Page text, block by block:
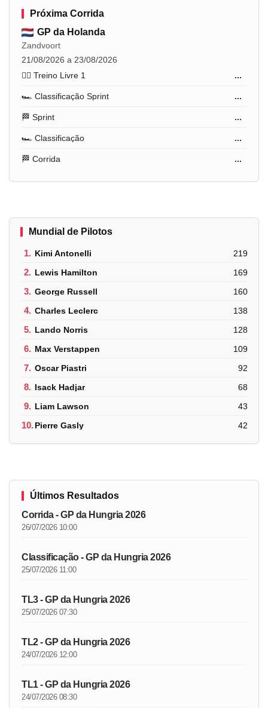
Próxima Corrida
GP da Holanda
Zandvoort
21/08/2026 a 23/08/2026
🏋️‍♂️ Treino Livre 1
...
🏎️ Classificação Sprint ...
🏁 Sprint ...
🏎️ Classificação ...
🏁 Corrida ...
Mundial de Pilotos
1. Kimi Antonelli 219
2. Lewis Hamilton 169
3. George Russell 160
4. Charles Leclerc 138
5. Lando Norris 128
6. Max Verstappen 109
7. Oscar Piastri 92
8. Isack Hadjar 68
9. Liam Lawson 43
10.Pierre Gasly 42
Últimos Resultados
Corrida - GP da Hungria 2026
26/07/2026 10:00
Classificação - GP da Hungria 2026
25/07/2026 11:00
TL3 - GP da Hungria 2026
25/07/2026 07:30
TL2 - GP da Hungria 2026
24/07/2026 12:00
TL1 - GP da Hungria 2026
24/07/2026 08:30